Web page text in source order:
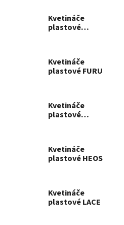
Kvetináče
plastové
Kvetináče
plastové FURU
Kvetináče
plastové
Kvetináče
plastové HEOS
Kvetináče
plastové LACE